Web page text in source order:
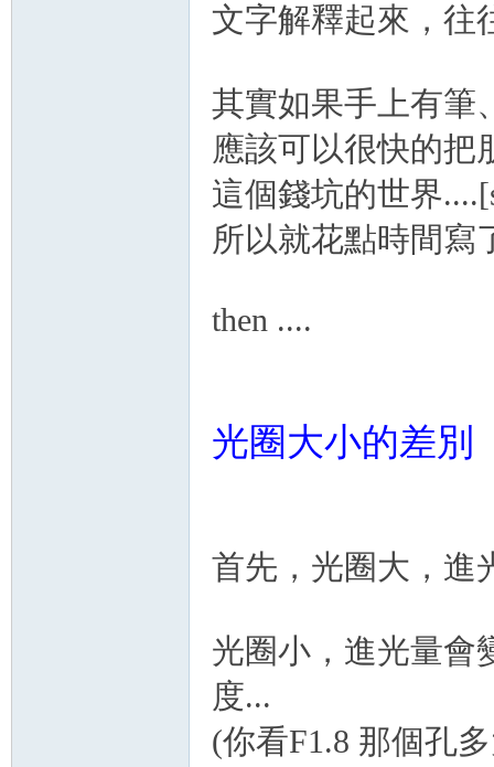
文字解釋起來，往
其實如果手上有筆
應該可以很快的把
這個錢坑的世界
所以就花點時間寫
then ....
光圈大小的差別
首先，光圈大，進
光圈小，進光量會
度...
(你看F1.8 那個孔